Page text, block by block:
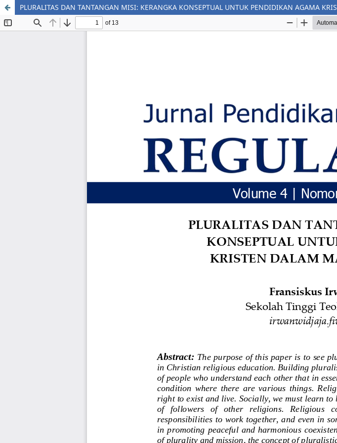
PLURALITAS DAN TANTANGAN MISI: KERANGKA KONSEPTUAL UNTUK PENDIDIKAN AGAMA